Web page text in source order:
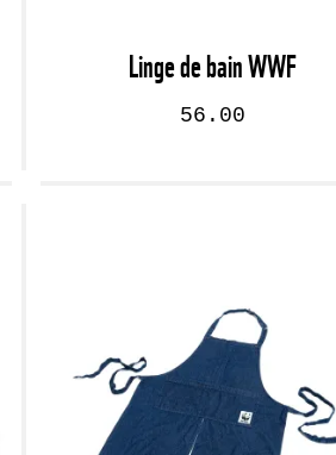
Linge de bain WWF
56.00